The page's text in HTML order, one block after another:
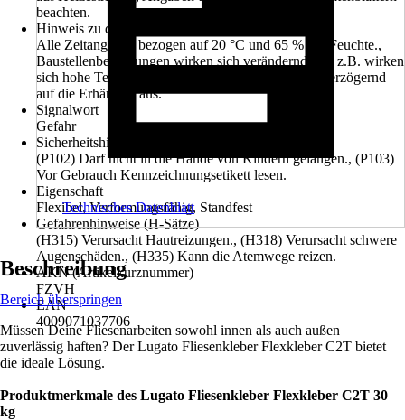
beachten.
Hinweis zu den Zeitangaben
Alle Zeitangaben bezogen auf 20 °C und 65 % rel. Feuchte.,
Baustellenbedingungen wirken sich verändernd aus, z.B. wirken
sich hohe Temperaturen beschleunigend, niedrige verzögernd
auf die Erhärtung aus.
Signalwort
Gefahr
Sicherheitshinweise (P-Sätze)
(P102) Darf nicht in die Hände von Kindern gelangen., (P103)
Vor Gebrauch Kennzeichnungsetikett lesen.
Eigenschaft
Flexibel, Verformungsfähig, Standfest
Gefahrenhinweise (H-Sätze)
(H315) Verursacht Hautreizungen., (H318) Verursacht schwere
Augenschäden., (H335) Kann die Atemwege reizen.
AKN (Artikelkurznummer)
FZVH
EAN
4009071037706
Technisches Datenblatt
Beschreibung
Bereich überspringen
Müssen Deine Fliesenarbeiten sowohl innen als auch außen
zuverlässig haften? Der Lugato Fliesenkleber Flexkleber C2T bietet
die ideale Lösung.
Produktmerkmale des Lugato Fliesenkleber Flexkleber C2T 30
kg